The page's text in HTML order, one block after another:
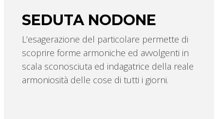
SEDUTA NODONE
L’esagerazione del particolare permette di
scoprire forme armoniche ed avvolgenti in
scala sconosciuta ed indagatrice della reale
armoniosità delle cose di tutti i giorni.